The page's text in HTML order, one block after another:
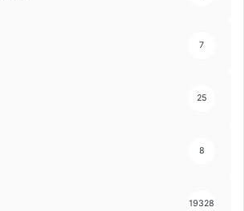
7
25
8
19328